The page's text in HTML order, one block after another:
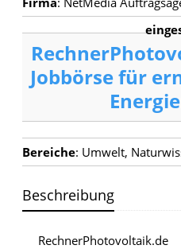
Jobbörse für
Bereiche: Umwelt,
Beschreibung